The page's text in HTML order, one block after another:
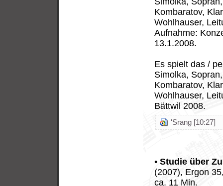
Kombaratov,
Wohlhauser,
Aufnahme:
13.1.2008.
Es spielt das /
Simolka,
Kombaratov,
Wohlhauser,
Bättwil 2008.
'Srang [10:27]
•Studie über
(2007), Ergon
ca. 11 Min.